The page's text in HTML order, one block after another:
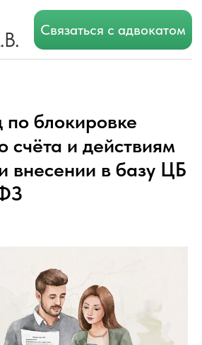
Связаться с адвокатом
блокировке
счёта и действиям
внесении в базу ЦБ